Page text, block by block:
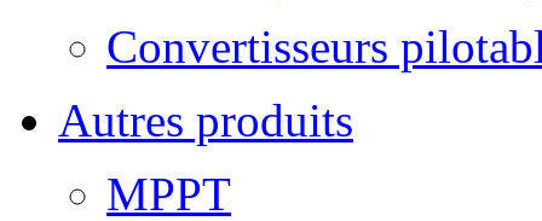
Convertisseurs
Autres produits
MPPT